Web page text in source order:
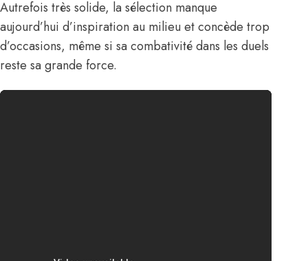
Autrefois très solide, la sélection manque
aujourd’hui d’inspiration au milieu et concède trop
d’occasions, même si sa combativité dans les duels
reste sa grande force.